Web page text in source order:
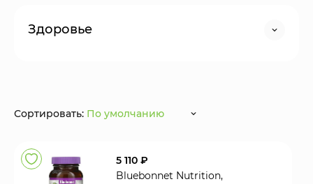
Здоровье
Сортировать: По умолчанию
5 110 ₽
Bluebonnet Nutrition,